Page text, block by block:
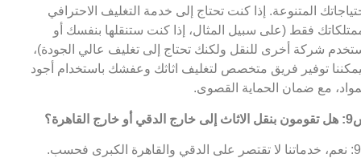
المتنوعة. إذا كنت تحتاج إلى خدمة التغليف الاحترافي
فقط (على سبيل المثال، إذا كنت ستنقلها بنفسك أو
شركة أخرى للنقل ولكنك تحتاج إلى تغليف عالي الجودة)،
توفير فريق متخصص لتغليف اثاثك وعفشك باستخدام أجود
مع ضمان الحماية القصوى.
أو خارج القاهرة؟
ج9: نعم، خدماتنا لا تقتصر على الدقي والقاهرة الكبرى فحسب.